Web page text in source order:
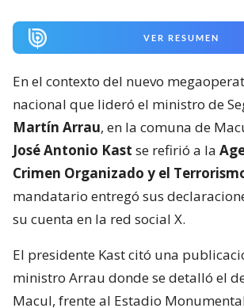
VER RESUMEN
En el contexto del nuevo
nacional que lideró el ministro de
Martín Arrau, en la comuna de
José Antonio Kast se refirió a la
Crimen Organizado y el
mandatario entregó sus
su cuenta en la red social X.
El presidente Kast citó una
ministro Arrau donde se detalló el
Macul, frente al Estadio